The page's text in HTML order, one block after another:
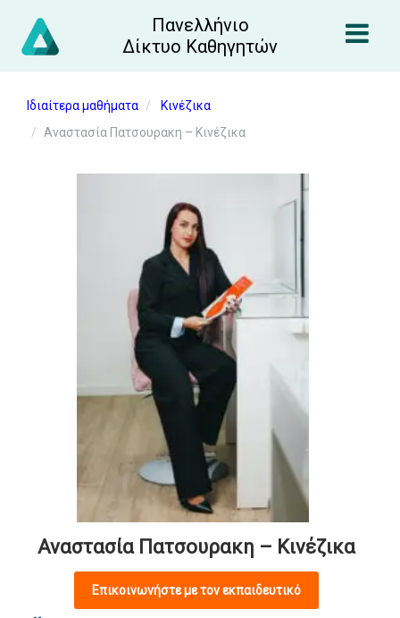
Πανελλήνιο
Δίκτυο Καθηγητών
Ιδιαίτερα μαθήματα
Κινέζικα
Αναστασία Πατσουρακη – Κινέζικα
Αναστασία Πατσουρακη – Κινέζικα
Επικοινωνήστε με τον εκπαιδευτικό